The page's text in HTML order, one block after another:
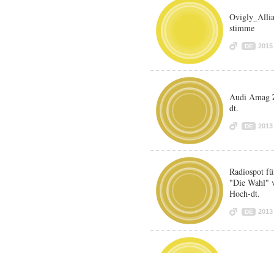
stimme
DE 2015
Audi Amag
dt.
DE 2013
Radiospot
"Die Wahl"
Hoch-dt.
DE 2013